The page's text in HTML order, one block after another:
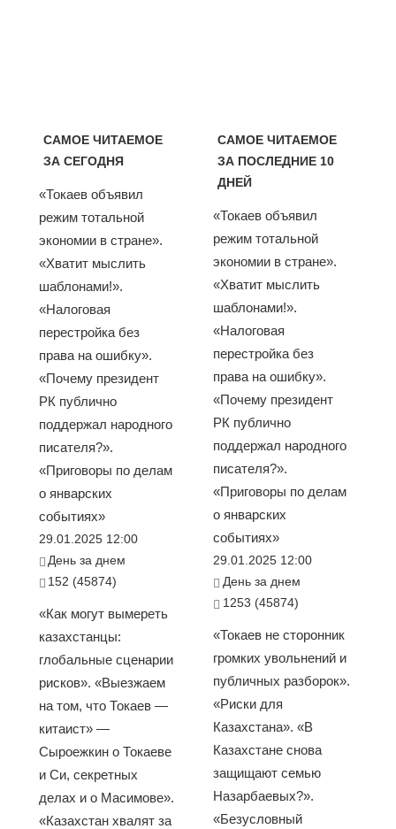
САМОЕ ЧИТАЕМОЕ
ЗА СЕГОДНЯ
«Токаев объявил
режим тотальной
экономии в стране».
«Хватит мыслить
шаблонами!».
«Налоговая
перестройка без
права на ошибку».
«Почему президент
РК публично
поддержал народного
писателя?».
«Приговоры по делам
о январских
событиях»
29.01.2025 12:00
День за днем
152 (45874)
«Как могут вымереть
казахстанцы:
глобальные сценарии
рисков». «Выезжаем
на том, что Токаев —
китаист» —
Сыроежкин о Токаеве
и Си, секретных
делах и о Масимове».
«Казахстан хвалят за
САМОЕ ЧИТАЕМОЕ
ЗА ПОСЛЕДНИЕ 10
ДНЕЙ
«Токаев объявил
режим тотальной
экономии в стране».
«Хватит мыслить
шаблонами!».
«Налоговая
перестройка без
права на ошибку».
«Почему президент
РК публично
поддержал народного
писателя?».
«Приговоры по делам
о январских
событиях»
29.01.2025 12:00
День за днем
1253 (45874)
«Токаев не сторонник
громких увольнений и
публичных разборок».
«Риски для
Казахстана». «В
Казахстане снова
защищают семью
Назарбаевых?».
«Безусловный